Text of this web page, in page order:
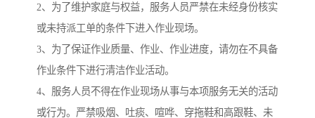
2、为了维护家庭与权益，服务人员严禁在未经身份核实
或未持派工单的条件下进入作业现场。
3、为了保证作业质量、作业、作业进度，请勿在不具备
作业条件下进行清洁作业活动。
4、服务人员不得在作业现场从事与本项服务无关的活动
或行为。严禁吸烟、吐痰、喧哗、穿拖鞋和高跟鞋、未